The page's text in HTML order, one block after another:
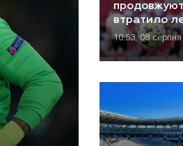
втратило
10:53, 08